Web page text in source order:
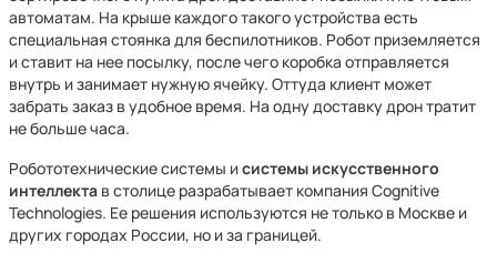
автоматам. На крыше каждого такого устройства есть
специальная стоянка для беспилотников. Робот приземляется
и ставит на нее посылку, после чего коробка отправляется
внутрь и занимает нужную ячейку. Оттуда клиент может
забрать заказ в удобное время. На одну доставку дрон тратит
не больше часа.
Робототехнические системы исистемы искусственного
интеллекта в столице разрабатывает компания Cognitive
Technologies. Ее решения используются не только в Москве и
других городах России, но и за границей.